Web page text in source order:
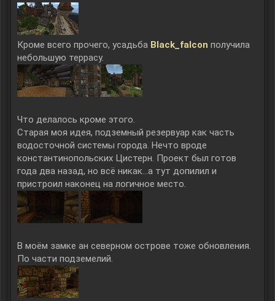
Кроме всего прочего, усадьба Black_falcon получила
небольшую террасу.
Что делалось кроме этого.
Старая моя идея, подземный резервуар как часть
водосточной системы города. Нечто вроде
константинопольских Цистерн. Проект был готов
года два назад, но всё никак...а тут допилил и
пристроил наконец на логичное место.
В моём замке ан северном острове тоже обновления.
По части подземелий.